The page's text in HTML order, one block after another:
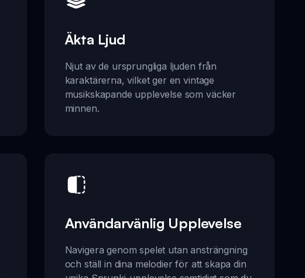
Äkta Ljud
Njut av de ursprungliga ljuden från
karaktärerna, vilket ger en vintage
musikskapande upplevelse som väcker
minnen.
Användarvänlig Upplevelse
Navigera genom spelet utan ansträngning
och ställ in dina melodier för att skapa din